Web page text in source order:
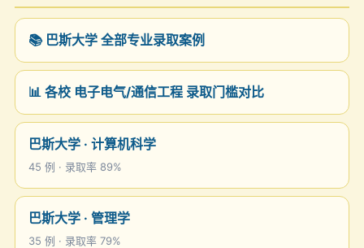
📚 巴斯大学 全部专业录取案例
📊 各校 电子电气/通信工程 录取门槛对比
巴斯大学 · 计算机科学
45 例 · 录取率 89%
巴斯大学 · 管理学
35 例 · 录取率 79%